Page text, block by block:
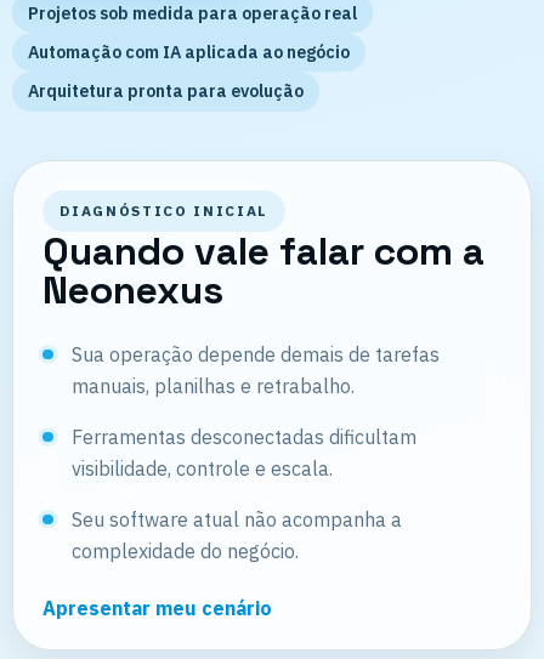
Projetos sob medida para operação real
Automação com IA aplicada ao negócio
Arquitetura pronta para evolução
DIAGNÓSTICO INICIAL
Quando vale falar com a
Neonexus
Sua operação depende demais de tarefas
manuais, planilhas e retrabalho.
Ferramentas desconectadas dificultam
visibilidade, controle e escala.
Seu software atual não acompanha a
complexidade do negócio.
Apresentar meu cenário